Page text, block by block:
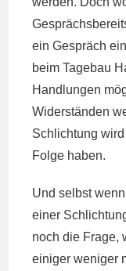
ein Gespräch
beim Tagebau
Handlungen
Widerständen
Schlichtung
Folge haben.
Und selbst
einer
noch die Frage,
einiger weniger